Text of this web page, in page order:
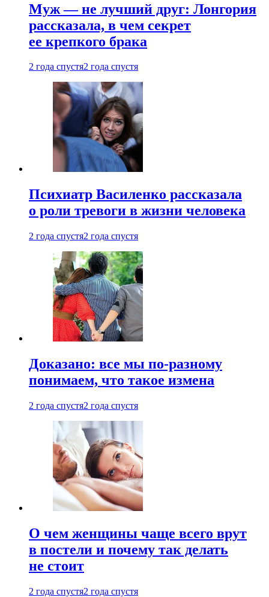
Муж — не лучший друг: Лонгория
рассказала, в чем секрет
ее крепкого брака
2 года спустя2 года спустя
Психиатр Василенко рассказала
о роли тревоги в жизни человека
2 года спустя2 года спустя
Доказано: все мы по-разному
понимаем, что такое измена
2 года спустя2 года спустя
О чем женщины чаще всего врут
в постели и почему так делать
не стоит
2 года спустя2 года спустя